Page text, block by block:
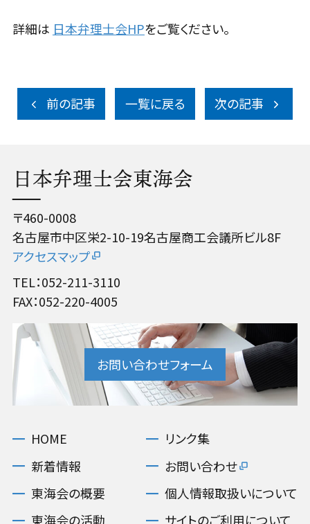
詳細は 日本弁理士会HPをご覧ください。
前の記事 一覧に戻る 次の記事
日本弁理士会東海会
〒460-0008
名古屋市中区栄2-10-19名古屋商工会議所ビル8F
アクセスマップ
TEL：052-211-3110
FAX：052-220-4005
お問い合わせフォーム
HOME
新着情報
東海会の概要
東海会の活動
リンク集
お問い合わせ
個人情報取扱いについて
サイトのご利用について